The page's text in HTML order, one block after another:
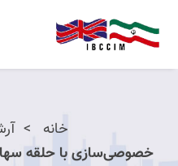
خانه
خصوصی‌سازی با حلقه